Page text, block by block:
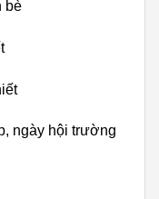
bè
ngày hội trường